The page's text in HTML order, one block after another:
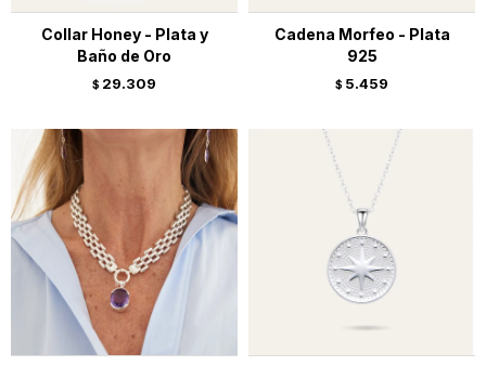
Collar Honey - Plata y
Baño de Oro
$ 29.309
Cadena Morfeo - Plata
925
$ 5.459